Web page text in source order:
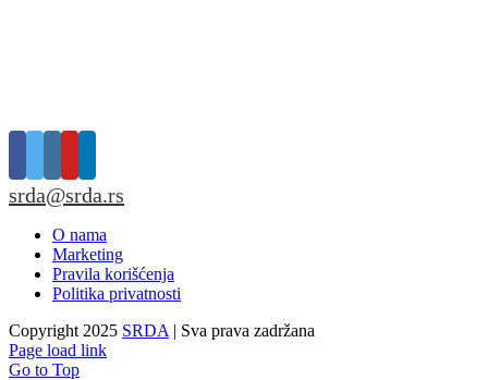
srda@srda.rs
O nama
Marketing
Pravila korišćenja
Politika privatnosti
Copyright 2025 SRDA | Sva prava zadržana
Page load link
Go to Top